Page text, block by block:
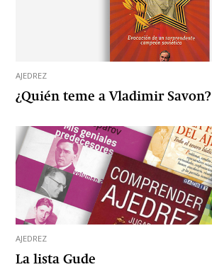
AJEDREZ
¿Quién teme a Vladimir Savon?
AJEDREZ
La lista Gude